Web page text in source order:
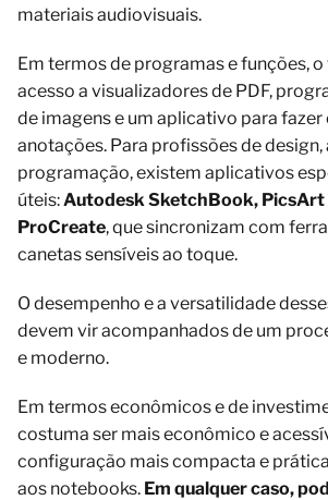
materiais audiovisuais.
Em termos de programas e funções,
acesso a visualizadores de PDF,
de imagens e um aplicativo para fazer
anotações. Para profissões de
programação, existem aplicativos
úteis: Autodesk SketchBook,
ProCreate, que sincronizam com
canetas sensíveis ao toque.
O desempenho e a versatilidade
devem vir acompanhados de um
e moderno.
Em termos econômicos e de
costuma ser mais econômico e
configuração mais compacta e
aos notebooks. Em qualquer caso,